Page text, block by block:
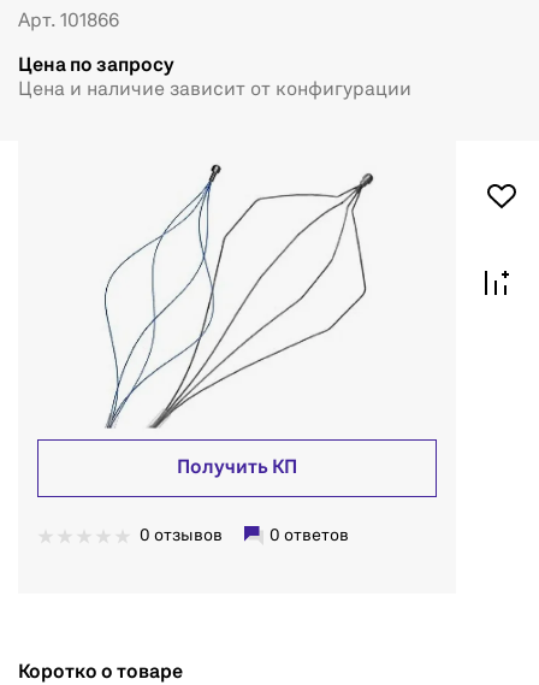
Арт. 101866
Цена по запросу
Цена и наличие зависит от конфигурации
Получить КП
0 отзывов 0 ответов
Коротко о товаре